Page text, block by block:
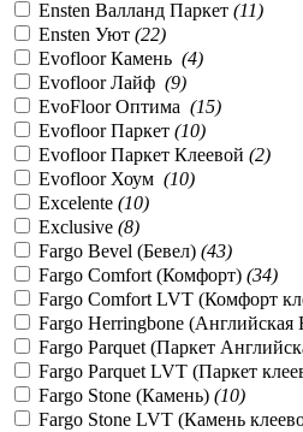
Ensten Валланд Паркет (11)
Ensten Уют (22)
Evofloor Камень (4)
Evofloor Лайф (9)
EvoFloor Оптима (15)
Evofloor Паркет (10)
Evofloor Паркет Клеевой (2)
Evofloor Хоум (10)
Excelente (10)
Exclusive (8)
Fargo Bevel (Бевел) (43)
Fargo Comfort (Комфорт) (34)
Fargo Comfort LVT (Комфорт
Fargo Herringbone (Английская
Fargo Parquet (Паркет
Fargo Parquet LVT (Паркет
Fargo Stone (Камень) (10)
Fargo Stone LVT (Камень